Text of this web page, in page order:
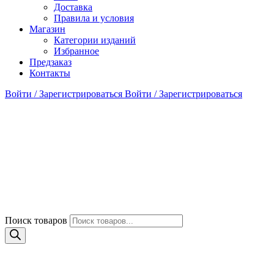
Доставка
Правила и условия
Магазин
Категории изданий
Избранное
Предзаказ
Контакты
Войти / Зарегистрироваться Войти / Зарегистрироваться
Поиск товаров